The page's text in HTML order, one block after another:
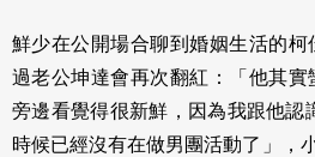
鮮少在公開場合聊到婚姻生活的
過老公坤達會再次翻紅：「他其
旁邊看覺得很新鮮，因為我跟他認
時候已經沒有在做男團活動了」，